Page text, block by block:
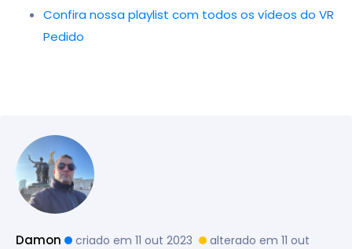
Confira nossa playlist com todos os vídeos do VR
Pedido
Damon criado em 11 out 2023
alterado em 11 out